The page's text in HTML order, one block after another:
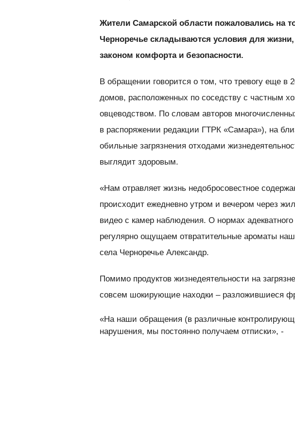
Жители Самарской области пожаловались на
Черноречье складываются условия для жизни,
законом комфорта и безопасности.
В обращении говорится о том, что тревогу еще в
домов, расположенных по соседству с частным
овцеводством. По словам авторов
в распоряжении редакции ГТРК «Самара»), на
обильные загрязнения отходами
выглядит здоровым.
«Нам отравляет жизнь недобросовестное
происходит ежедневно утром и вечером через
видео с камер наблюдения. О нормах
регулярно ощущаем отвратительные ароматы
села Черноречье Александр.
Помимо продуктов жизнедеятельности на
совсем шокирующие находки – разложившиеся
«На наши обращения (в различные
нарушения, мы постоянно получаем отписки», -